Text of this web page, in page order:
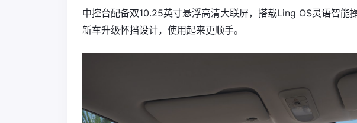
中控台配备双10.25英寸悬浮高清大联屏，搭载Ling OS灵语智能
新车升级怀挡设计，使用起来更顺手。